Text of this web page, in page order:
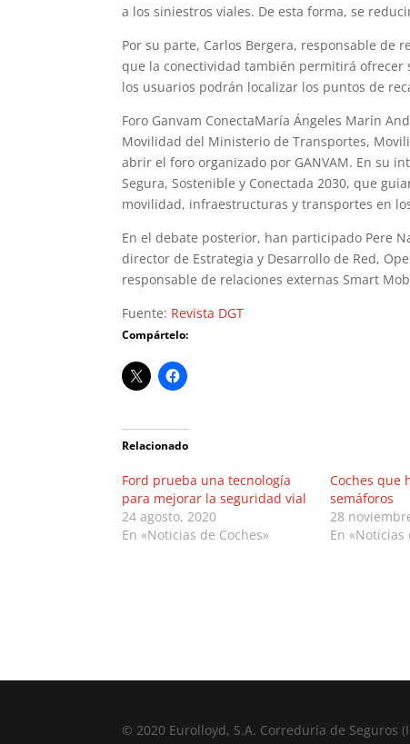
a los siniestros viales. De esta forma, se
Por su parte, Carlos Bergera, responsable de
que la conectividad también permitirá ofrecer
los usuarios podrán localizar los puntos de
Foro Ganvam ConectaMaría Ángeles Marín
Movilidad del Ministerio de Transportes,
abrir el foro organizado por GANVAM. En su
Segura, Sostenible y Conectada 2030, que
movilidad, infraestructuras y transportes en
En el debate posterior, han participado Pere
director de Estrategia y Desarrollo de Red,
responsable de relaciones externas Smart
Fuente: Revista DGT
Compártelo:
Relacionado
Ford prueba una tecnología
para mejorar la seguridad vial
24 agosto, 2020
En «Noticias de Coches»
Coches que
semáforos
28
En «Noticias
© 2020 Eurolloyd, S.A. Correduría de Seguros